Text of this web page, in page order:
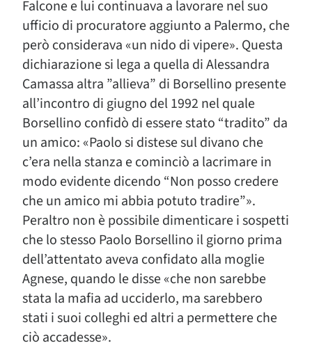
Falcone e lui continuava a lavorare nel suo
ufficio di procuratore aggiunto a Palermo, che
però considerava «un nido di vipere». Questa
dichiarazione si lega a quella di Alessandra
Camassa altra ”allieva” di Borsellino presente
all’incontro di giugno del 1992 nel quale
Borsellino confidò di essere stato “tradito” da
un amico: «Paolo si distese sul divano che
c’era nella stanza e cominciò a lacrimare in
modo evidente dicendo “Non posso credere
che un amico mi abbia potuto tradire”».
Peraltro non è possibile dimenticare i sospetti
che lo stesso Paolo Borsellino il giorno prima
dell’attentato aveva confidato alla moglie
Agnese, quando le disse «che non sarebbe
stata la mafia ad ucciderlo, ma sarebbero
stati i suoi colleghi ed altri a permettere che
ciò accadesse».